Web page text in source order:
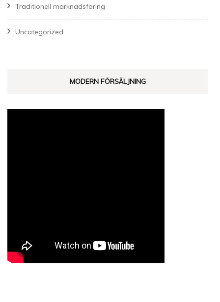
Traditionell marknadsföring
Uncategorized
MODERN FÖRSÄLJNING